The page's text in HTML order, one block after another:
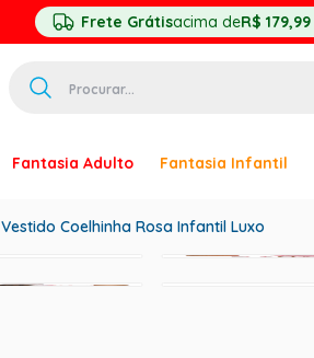
Frete Grátisacima deR$ 179,99
Fantasia Adulto Fantasia Infantil
Vestido Coelhinha Rosa Infantil Luxo
2º
princesa